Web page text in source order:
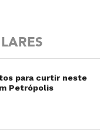
para curtir neste
Petrópolis